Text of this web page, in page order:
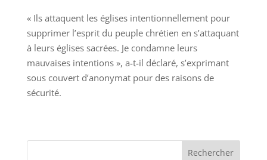
« Ils attaquent les églises intentionnellement pour
supprimer l’esprit du peuple chrétien en s’attaquant
à leurs églises sacrées. Je condamne leurs
mauvaises intentions », a-t-il déclaré, s’exprimant
sous couvert d’anonymat pour des raisons de
sécurité.